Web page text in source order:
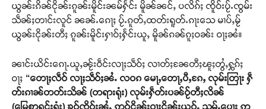
ယွၼ်းၵိၼ်ငိုၼ်းၵူၼ်းမိူင်းၼမ်ႁႅင်း မိူၼ်ၼင်ႇ ပလိၵ်ႈ ၸိူဝ်းပႂ်ႉၸွမ်း
သဵၼ်ႈတၢင်းလူင် ၼၼ်ႉၵေႃႈ ပႂ်ႉၵူတ်ႇထတ်းရူတ်ႉၵႃးသေ မၢပ်ႇမႂ်
ယွၼ်းငိုၼ်းတီႈ ၵူၼ်းမိူင်းႁၢဝ်ႈႁႅင်းယူႇ မိူၼ်ၵၼ်ၵူႈဝၼ်း ဝႃႈၼႆ။
ၼၢင်းယိင်းၵေႃႉယူႇၼႂ်းဝဵင်းလႃႈသဵဝ်ႈ လၢတ်ႈၼႄတီႈၽူႈတွႆႇႁွၵ်ႈ
ဝႃႈ “တေႃႈလဵဝ် လႃႈသဵဝ်ႈၼႆႉ လဝၵ မေႃႇတေႃႇပီႇၵႄႇ လုမ်းတြႃး ႁဵ
တ်းၵၢၼ်တတ်းသိၼ် (တရားရုံး) လုမ်းႁဵတ်းပၼ်ဝႂ်တီႈလိၼ်
(မြေစာရင်းရုံး) ၶဝ်ၸိူဝ်းၼႆႉ ဢဝ်ငိုၼ်းဝႃႈငိုၼ်းယဝ်ႉ သမ်ႉပေႃး ဢ